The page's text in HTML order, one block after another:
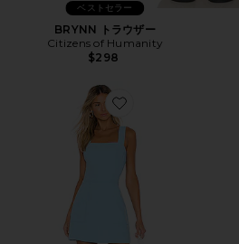
ベストセラー
BRYNN トラウザー
Citizens of Humanity
$298
Favorite ACE ミニドレス